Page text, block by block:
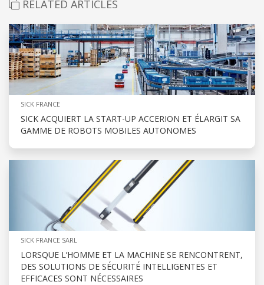
RELATED ARTICLES
SICK FRANCE
SICK ACQUIERT LA START-UP ACCERION ET ÉLARGIT SA
GAMME DE ROBOTS MOBILES AUTONOMES
SICK FRANCE SARL
LORSQUE L’HOMME ET LA MACHINE SE RENCONTRENT,
DES SOLUTIONS DE SÉCURITÉ INTELLIGENTES ET
EFFICACES SONT NÉCESSAIRES